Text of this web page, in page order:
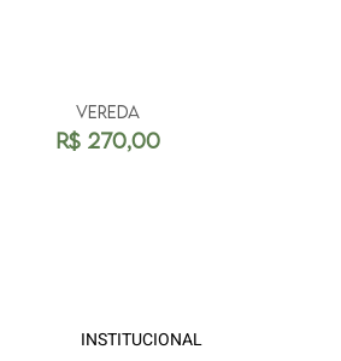
VEREDA
Preço
R$ 270,00
INSTITUCIONAL